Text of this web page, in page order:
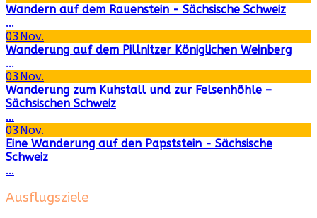
Wandern auf dem Rauenstein - Sächsische Schweiz
...
03Nov.
Wanderung auf dem Pillnitzer Königlichen Weinberg
...
03Nov.
Wanderung zum Kuhstall und zur Felsenhöhle –
Sächsischen Schweiz
...
03Nov.
Eine Wanderung auf den Papststein - Sächsische
Schweiz
...
Ausflugsziele